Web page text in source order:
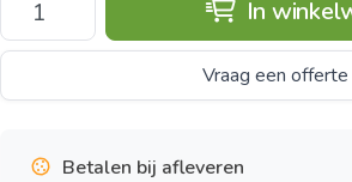
In
Vraag een offerte
Betalen bij afleveren